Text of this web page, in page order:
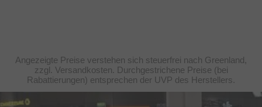
Angezeigte Preise verstehen sich steuerfrei nach Greenland,
zzgl. Versandkosten. Durchgestrichene Preise (bei
Rabattierungen) entsprechen der UVP des Herstellers.